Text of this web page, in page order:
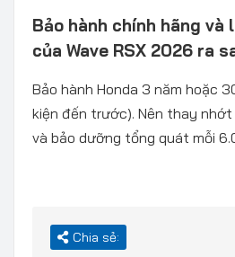
Bảo hành chính hãng
của Wave RSX 2026 ra
Bảo hành Honda 3 năm hoặc
kiện đến trước). Nên thay nhớt
và bảo dưỡng tổng quát mỗi
Chia sẻ: